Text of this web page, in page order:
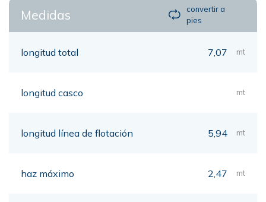
Medidas
convertir a
pies
longitud total 7,07 mt
longitud casco mt
longitud línea de flotación 5,94 mt
haz máximo 2,47 mt